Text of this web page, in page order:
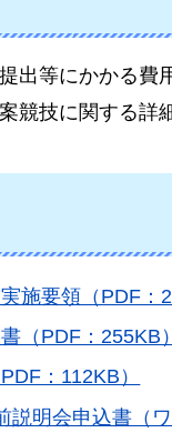
出等にかかる費
競技に関する詳
施要領（PDF：
（PDF：255KB）
：112KB）
説明会申込書（